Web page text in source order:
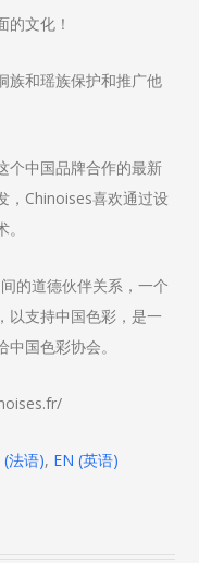
文化！
族和瑶族保护和推广他
个中国品牌合作的最新
，Chinoises喜欢通过设
的道德伙伴关系，一个
以支持中国色彩，是一
国色彩协会。
(法语) EN (英语)